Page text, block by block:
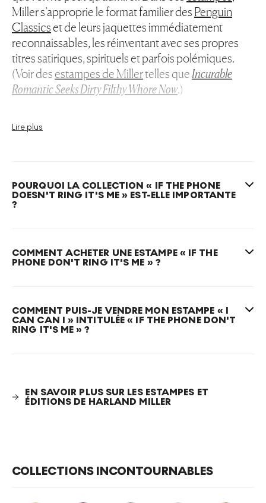
Miller s’approprie le format familier des Penguin
Classicset de leurs jaquettes immédiatement
reconnaissables, les réinventant avec ses propres
titres satiriques, spirituels et parfois polémiques.
(Voir desestampes de Millertelles queIncurable
Romantic Seeks Dirty Filthy Whore Now.)
L’humour de Miller ne se reflète pas seulement dans
œuvres de la série Penguin, au lieu d’écrire son nom
complet ici, Miller écrit simplement « It’s me » (C’est
occasionnellement d’autres écrivains célèbres
comme Charles Bukowski ou Ernest Hemingway, ce
moment charnière dans sa carrière artistique et est
aujourd’hui ce qui lui vaut sa plus grande notoriété.
obtenir leur aspect authentique et usé, les bords de
l’œuvre semblant déchirés et le dos du livre plié.
Lire plus
POURQUOI LA COLLECTION « IF THE PHONE
DOESN'T RING IT'S ME » EST-ELLE IMPORTANTE
?
COMMENT ACHETER UNE ESTAMPE « IF THE
PHONE DON'T RING IT'S ME » ?
COMMENT PUIS-JE VENDRE MON ESTAMPE « I
CAN CAN I » INTITULÉE « IF THE PHONE DON'T
RING IT'S ME » ?
EN SAVOIR PLUS SUR LES ESTAMPES ET
ÉDITIONS DE HARLAND MILLER
COLLECTIONS INCONTOURNABLES